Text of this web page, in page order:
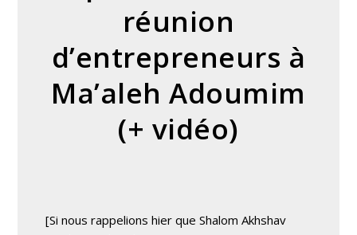
réunion
d’entrepreneurs à
Ma’aleh Adoumim
(+ vidéo)
[Si nous rappelions hier que Shalom Akhshav